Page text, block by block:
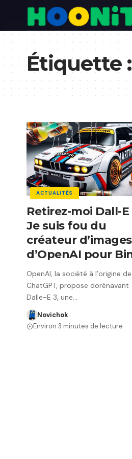
Étiquette
ACTUALITÉS
Retirez-moi Dall-E
Je suis fou du
créateur d’images
d’OpenAI pour
OpenAI, la société à l’origine de
ChatGPT, propose dorénavant
Dalle-E 3, une…
Novichok
Environ 3 minutes de lecture